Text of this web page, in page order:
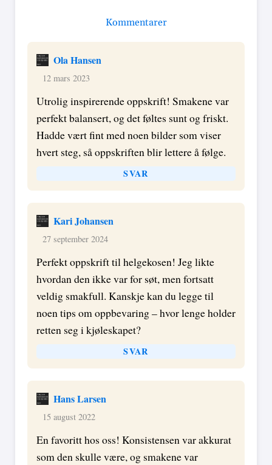
Kommentarer
Ola Hansen
12 mars 2023
Utrolig inspirerende oppskrift! Smakene var
perfekt balansert, og det føltes sunt og friskt.
Hadde vært fint med noen bilder som viser
hvert steg, så oppskriften blir lettere å følge.
SVAR
Kari Johansen
27 september 2024
Perfekt oppskrift til helgekosen! Jeg likte
hvordan den ikke var for søt, men fortsatt
veldig smakfull. Kanskje kan du legge til
noen tips om oppbevaring – hvor lenge holder
retten seg i kjøleskapet?
SVAR
Hans Larsen
15 august 2022
En favoritt hos oss! Konsistensen var akkurat
som den skulle være, og smakene var